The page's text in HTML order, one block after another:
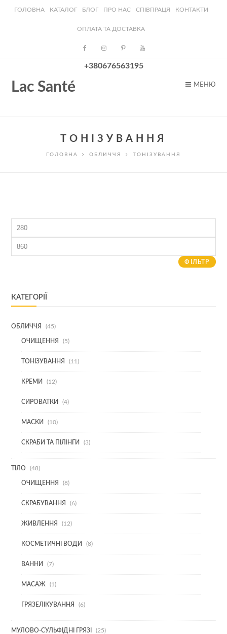
ГОЛОВНА КАТАЛОГ БЛОГ ПРО НАС СПІВПРАЦЯ КОНТАКТИ
ОПЛАТА ТА ДОСТАВКА
+380676563195
Lac Santé МЕНЮ
ТОНІЗУВАННЯ
ГОЛОВНА ОБЛИЧЧЯ ТОНІЗУВАННЯ
Мінімальна
ціна
Найбільша
ціна
ФІЛЬТР
КАТЕГОРІЇ
ОБЛИЧЧЯ 4545
ОЧИЩЕННЯ
55
ТОНІЗУВАННЯ
1111
КРЕМИ
1212
СИРОВАТКИ
44
МАСКИ
1010
СКРАБИ ТА ПІЛІНГИ
33
ТІЛО 4848
ОЧИЩЕННЯ
88
СКРАБУВАННЯ
66
ЖИВЛЕННЯ
1212
КОСМЕТИЧНІ ВОДИ
88
ВАННИ
77
МАСАЖ
11
ГРЯЗЕЛІКУВАННЯ
66
МУЛОВО-СУЛЬФІДНІ ГРЯЗІ 2525